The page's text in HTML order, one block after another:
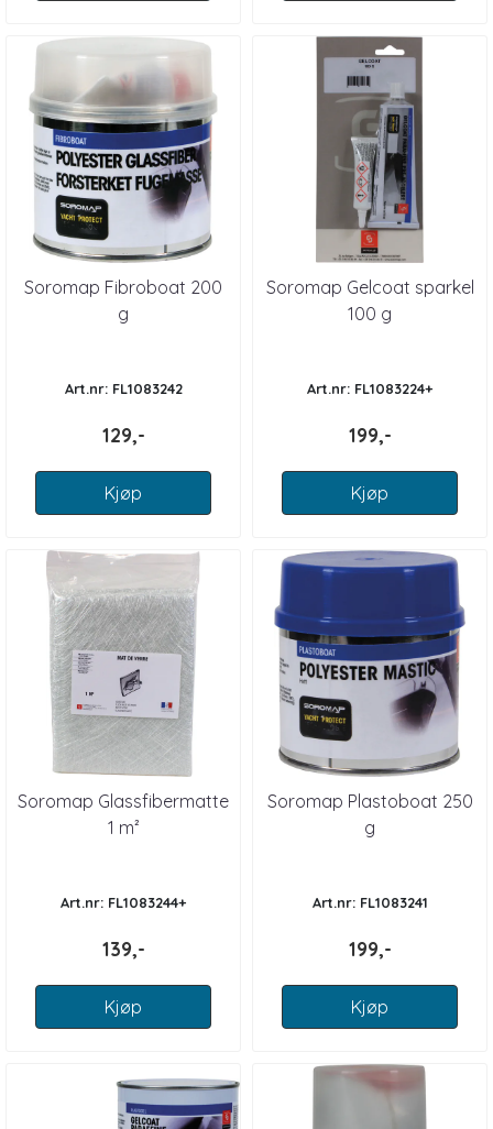
Soromap Fibroboat 200
g
Art.nr: FL1083242
129,-
Kjøp
Soromap Gelcoat sparkel
100 g
Art.nr: FL1083224+
199,-
Kjøp
Soromap Glassfibermatte
1 m²
Art.nr: FL1083244+
139,-
Kjøp
Soromap Plastoboat 250
g
Art.nr: FL1083241
199,-
Kjøp